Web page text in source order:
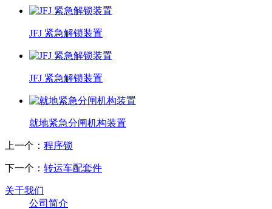
JFJ 紧急解锁装置
JFJ 紧急解锁装置
就地紧急分闸机构装置
上一个： 程序锁
下一个： 转运车配套件
关于我们
公司简介